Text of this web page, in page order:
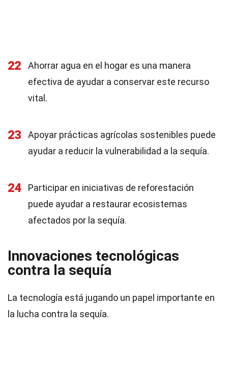
22
Ahorrar agua en el hogar es una manera
efectiva de ayudar a conservar este recurso
vital.
23
Apoyar prácticas agrícolas sostenibles puede
ayudar a reducir la vulnerabilidad a la sequía.
24
Participar en iniciativas de reforestación
puede ayudar a restaurar ecosistemas
afectados por la sequía.
Innovaciones tecnológicas
contra la sequía
La tecnología está jugando un papel importante en
la lucha contra la sequía.